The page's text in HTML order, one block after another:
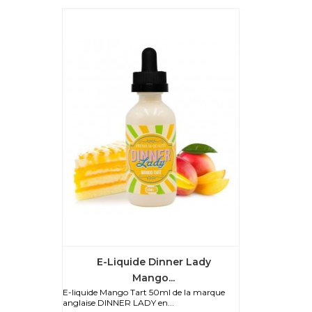
E-Liquide Dinner Lady
Mango...
E-liquide Mango Tart 50ml de la marque
anglaise DINNER LADY en...